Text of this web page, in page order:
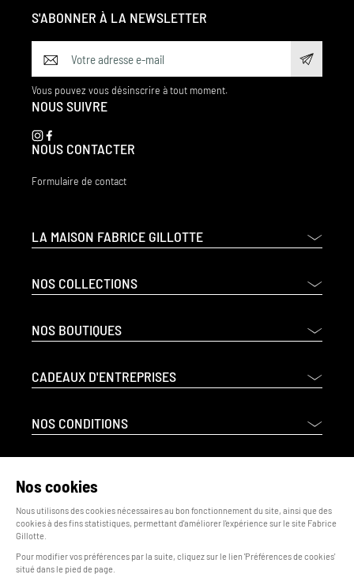
Nos cookies
Nous utilisons des cookies nécessaires au bon fonctionnement du site, ainsi que des
cookies à des fins statistiques, permettant d'améliorer l'expérience sur le site Fabrice
Gillotte.
Pour modifier vos préférences par la suite, cliquez sur le lien 'Préférences de cookies'
situé dans le pied de page.
LA MAISON FABRICE GILLOTTE
NOS COLLECTIONS
NOS BOUTIQUES
CADEAUX D'ENTREPRISES
NOS CONDITIONS
S'ABONNER À LA NEWSLETTER
Vous pouvez vous désinscrire à tout moment.
NOUS SUIVRE
NOUS CONTACTER
Formulaire de contact
© 2026 - Fabrice Gillotte - Tous droits réservés